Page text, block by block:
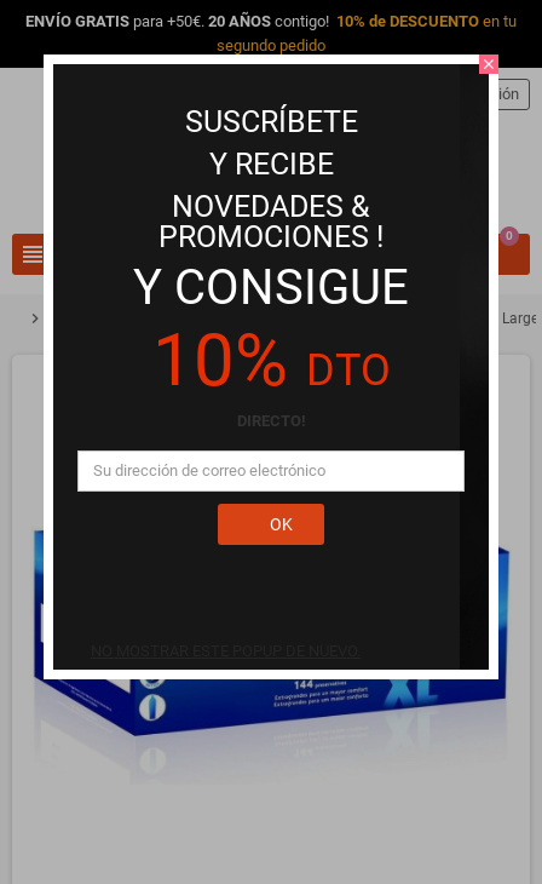
ENVÍO GRATIS para +50€. 20 AÑOS contigo! 10% de DESCUENTO en tu
segundo pedido
view_headline
Iniciar sesión
0
chevron_right Durex Extra
close
SUSCRÍBETE
Y RECIBE
NOVEDADES &
PROMOCIONES !
Y CONSIGUE
10% DTO
DIRECTO!
OK